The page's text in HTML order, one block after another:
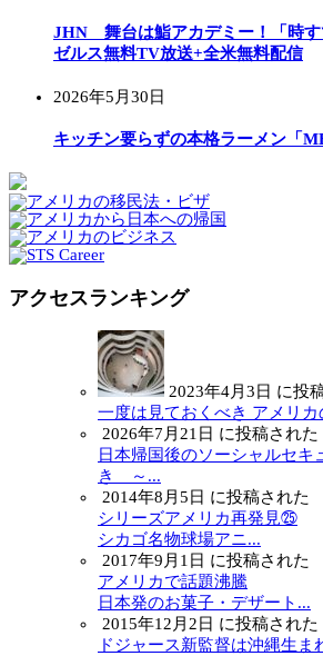
JHN 舞台は鮨アカデミー！「時す
ゼルス無料TV放送+全米無料配信
2026年5月30日
キッチン要らずの本格ラーメン「
アクセスランキング
2023年4月3日 に投
一度は見ておくべき アメリカ
2026年7月21日 に投稿された
日本帰国後のソーシャルセキ
き ～...
2014年8月5日 に投稿された
シリーズアメリカ再発見㉕
シカゴ名物球場アニ...
2017年9月1日 に投稿された
アメリカで話題沸騰
日本発のお菓子・デザート...
2015年12月2日 に投稿された
ドジャース新監督は沖縄生ま